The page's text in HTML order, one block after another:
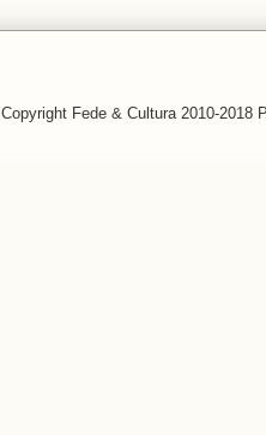
Copyright Fede & Cultura 2010-2018